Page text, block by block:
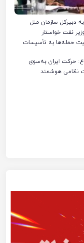
دبیرکل سازمان ملل
نفت خواستار
حمله‌ها به تأسیسات
حرکت ایران به‌سوی
نظامی هوشمند